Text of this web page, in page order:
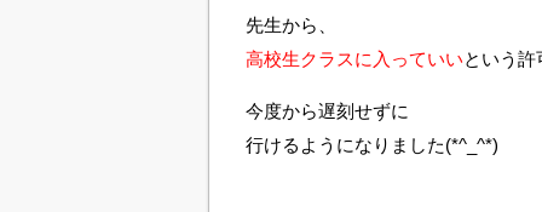
先生から、
高校生クラスに入っていいという許
今度から遅刻せずに
行けるようになりました(*^_^*)